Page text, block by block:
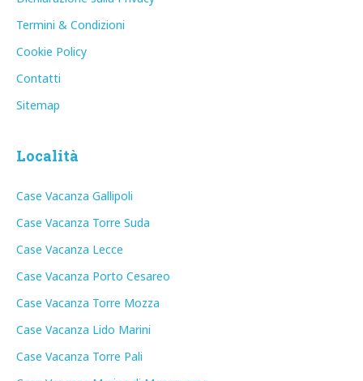
Termini & Condizioni
Cookie Policy
Contatti
Sitemap
Località
Case Vacanza Gallipoli
Case Vacanza Torre Suda
Case Vacanza Lecce
Case Vacanza Porto Cesareo
Case Vacanza Torre Mozza
Case Vacanza Lido Marini
Case Vacanza Torre Pali